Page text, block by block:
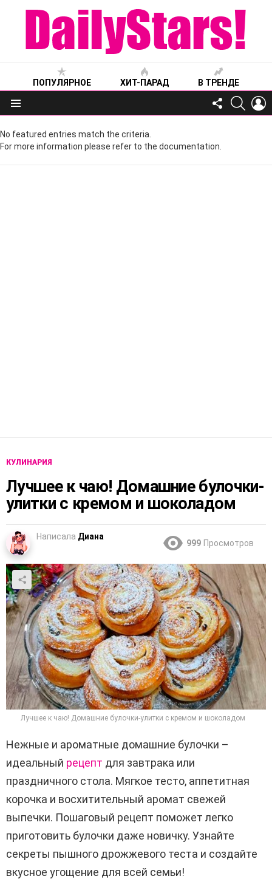
ПОПУЛЯРНОЕ ХИТ-ПАРАД В ТРЕНДЕ
Меню
FOLLOW
US
No featured entries match the criteria.
For more information please refer to the documentation.
КУЛИНАРИЯ
Лучшее к чаю! Домашние булочки-
улитки с кремом и шоколадом
Написала Диана
999 Просмотров
Лучшее к чаю! Домашние булочки-улитки с кремом и шоколадом
Нежные и ароматные домашние булочки –
идеальный рецепт для завтрака или
праздничного стола. Мягкое тесто, аппетитная
корочка и восхитительный аромат свежей
выпечки. Пошаговый рецепт поможет легко
приготовить булочки даже новичку. Узнайте
секреты пышного дрожжевого теста и создайте
вкусное угощение для всей семьи!